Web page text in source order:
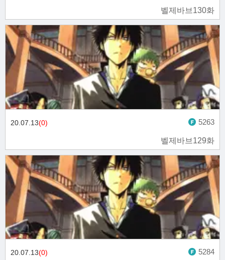
벨제바브130화
벨제바브129화
20.07.13(0) 5263
20.07.13(0) 5284